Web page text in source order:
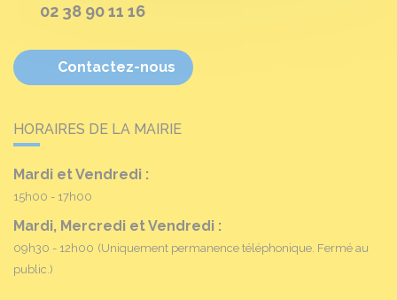
02 38 90 11 16
Contactez-nous
HORAIRES DE LA MAIRIE
Mardi et Vendredi :
15h00 - 17h00
Mardi, Mercredi et Vendredi :
09h30 - 12h00 (Uniquement permanence téléphonique. Fermé au
public.)